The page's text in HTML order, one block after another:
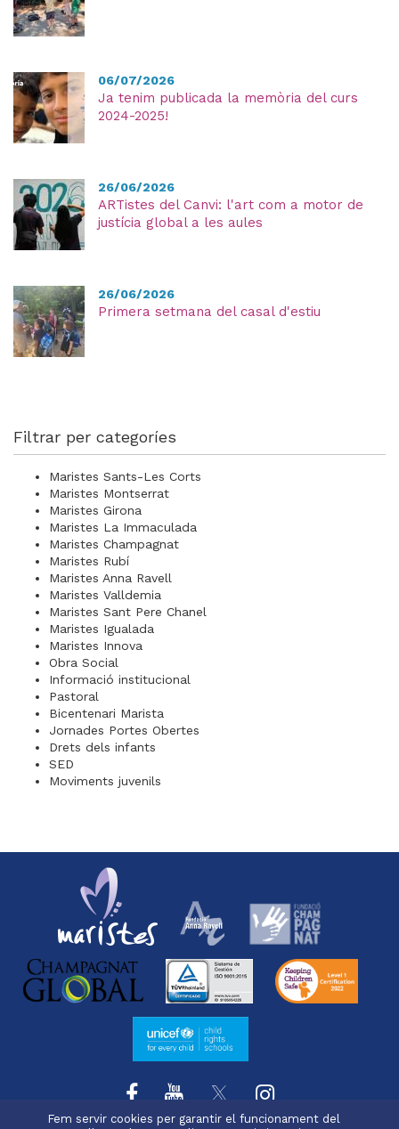
06/07/2026
Ja tenim publicada la memòria del curs
2024-2025!
26/06/2026
ARTistes del Canvi: l'art com a motor de
justícia global a les aules
26/06/2026
Primera setmana del casal d'estiu
Filtrar per categoríes
Maristes Sants-Les Corts
Maristes Montserrat
Maristes Girona
Maristes La Immaculada
Maristes Champagnat
Maristes Rubí
Maristes Anna Ravell
Maristes Valldemia
Maristes Sant Pere Chanel
Maristes Igualada
Maristes Innova
Obra Social
Informació institucional
Pastoral
Bicentenari Marista
Jornades Portes Obertes
Drets dels infants
SED
Moviments juvenils
Fem servir cookies per garantir el funcionament del